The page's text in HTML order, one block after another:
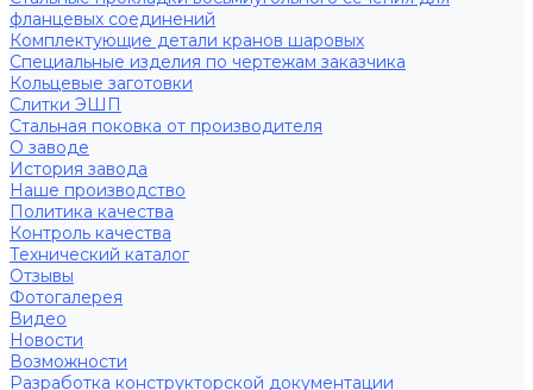
фланцевых соединений
Комплектующие детали кранов шаровых
Специальные изделия по чертежам заказчика
Кольцевые заготовки
Слитки ЭШП
Стальная поковка от производителя
О заводе
История завода
Наше производство
Политика качества
Контроль качества
Технический каталог
Отзывы
Фотогалерея
Видео
Новости
Возможности
Разработка конструкторской документации